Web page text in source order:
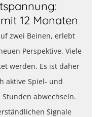
12 Monaten
zwei Beinen, erlebt
Perspektive. Viele
werden. Es ist daher
aktive Spiel- und
abwechseln.
Signale